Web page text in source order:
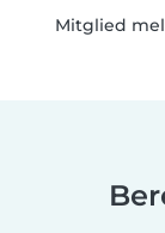
Mitglied